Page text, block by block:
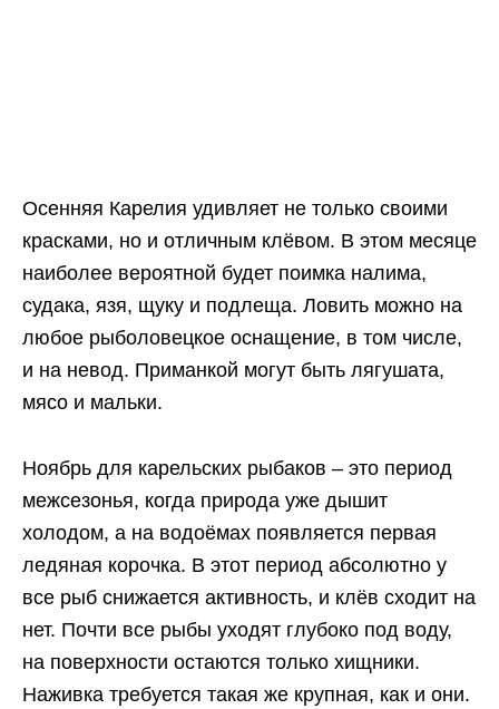
Осенняя Карелия удивляет не только своими
красками, но и отличным клёвом. В этом месяце
наиболее вероятной будет поимка налима,
судака, язя, щуку и подлеща. Ловить можно на
любое рыболовецкое оснащение, в том числе,
и на невод. Приманкой могут быть лягушата,
мясо и мальки.
Ноябрь для карельских рыбаков – это период
межсезонья, когда природа уже дышит
холодом, а на водоёмах появляется первая
ледяная корочка. В этот период абсолютно у
все рыб снижается активность, и клёв сходит на
нет. Почти все рыбы уходят глубоко под воду,
на поверхности остаются только хищники.
Наживка требуется такая же крупная, как и они.